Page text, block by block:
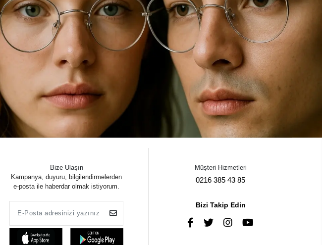
Bize Ulaşın
Kampanya, duyuru, bilgilendirmelerden
e-posta ile haberdar olmak istiyorum.
Müşteri Hizmetleri
0216 385 43 85
Bizi Takip Edin